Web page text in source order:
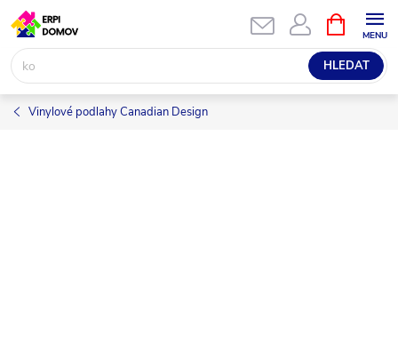
Přejít
na
obsah
HLEDAT
NÁKUPNÍ
KOŠÍK
Vinylové podlahy Canadian Design